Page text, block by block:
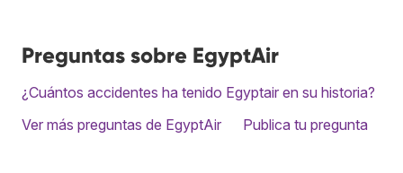
Preguntas sobre EgyptAir
¿Cuántos accidentes ha tenido Egyptair en su historia?
Ver más preguntas de EgyptAir
Publica tu pregunta